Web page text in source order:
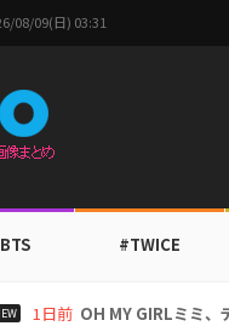
08/09(日) 03:31
#TWICE
2日前 BTS V、ワールドカ